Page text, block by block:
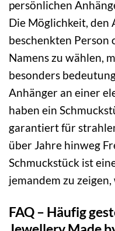
persönlichen
Die Möglichkeit, den
beschenkten Person
Namens zu wählen,
besonders
Anhänger an einer
haben ein
garantiert für
über Jahre hinweg
Schmuckstück ist
jemandem zu
FAQ – Häufig